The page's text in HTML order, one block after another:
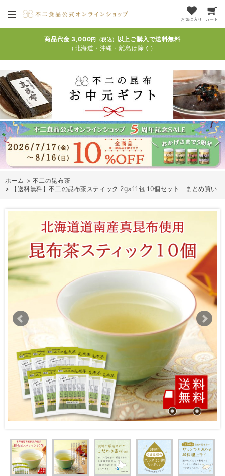
お気に入り カート
商品代金 3,000円（税込）
以上ご購入で送料無料
（北海道・沖縄・離島は除く）
ホーム > 不二の昆布茶
>
【送料無料】不二の昆布茶スティック 2g×11包 10個セット まとめ買い